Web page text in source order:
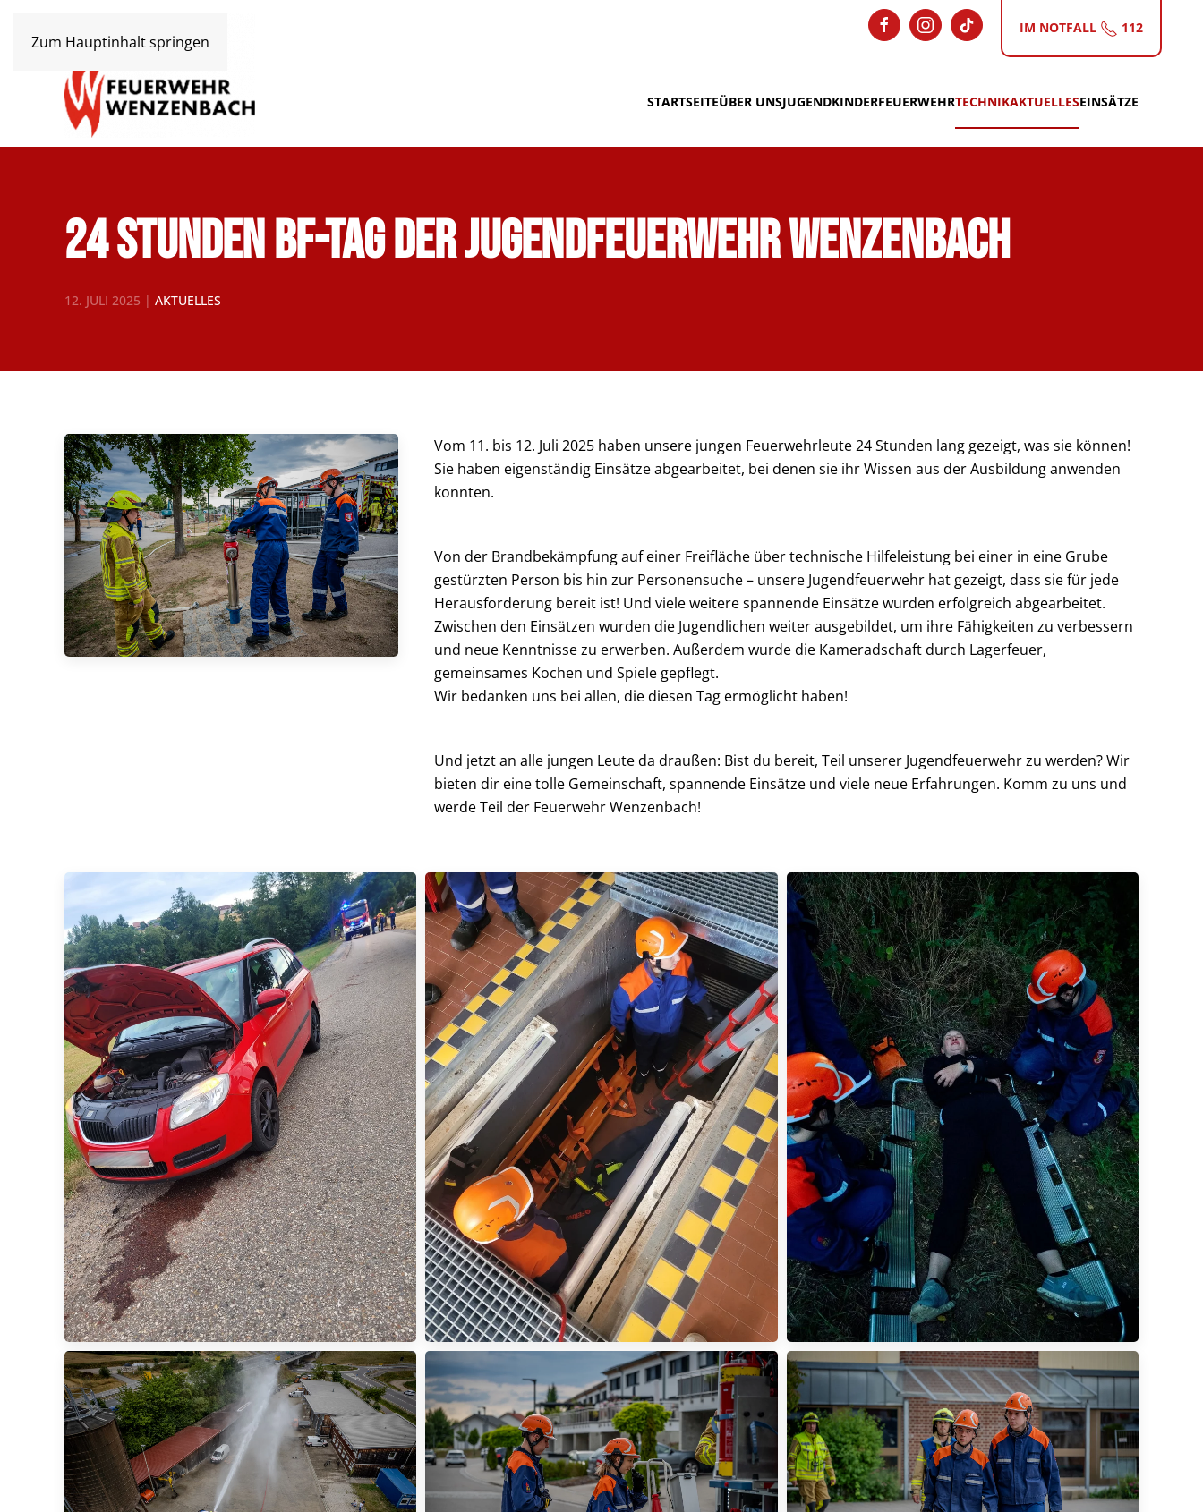
Zum Hauptinhalt springen
IM NOTFALL 112
STARTSEITEÜBER UNSJUGENDKINDERFEUERWEHRTECHNIKAKTUELLESEINSÄTZE
24 Stunden BF-Tag der Jugendfeuerwehr Wenzenbach
12. JULI 2025 | AKTUELLES
Vom 11. bis 12. Juli 2025 haben unsere jungen Feuerwehrleute 24 Stunden lang gezeigt, was sie können!
Sie haben eigenständig Einsätze abgearbeitet, bei denen sie ihr Wissen aus der Ausbildung anwenden
konnten.
Von der Brandbekämpfung auf einer Freifläche über technische Hilfeleistung bei einer in eine Grube
gestürzten Person bis hin zur Personensuche – unsere Jugendfeuerwehr hat gezeigt, dass sie für jede
Herausforderung bereit ist! Und viele weitere spannende Einsätze wurden erfolgreich abgearbeitet.
Zwischen den Einsätzen wurden die Jugendlichen weiter ausgebildet, um ihre Fähigkeiten zu verbessern
und neue Kenntnisse zu erwerben. Außerdem wurde die Kameradschaft durch Lagerfeuer,
gemeinsames Kochen und Spiele gepflegt.
Wir bedanken uns bei allen, die diesen Tag ermöglicht haben!
Und jetzt an alle jungen Leute da draußen: Bist du bereit, Teil unserer Jugendfeuerwehr zu werden? Wir
bieten dir eine tolle Gemeinschaft, spannende Einsätze und viele neue Erfahrungen. Komm zu uns und
werde Teil der Feuerwehr Wenzenbach!